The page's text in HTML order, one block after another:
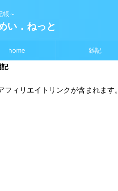
帳～
い．ねっと
home 雑記
記
フィリエイトリンクが含まれます。